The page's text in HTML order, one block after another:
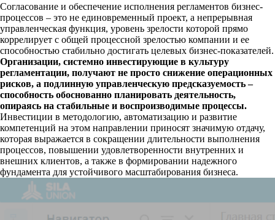
Согласование и обеспечение исполнения регламентов бизнес-
процессов – это не единовременный проект, а непрерывная
управленческая функция, уровень зрелости которой прямо
коррелирует с общей процессной зрелостью компании и ее
способностью стабильно достигать целевых бизнес-показателей.
Организации, системно инвестирующие в культуру
регламентации, получают не просто снижение операционных
рисков, а подлинную управленческую предсказуемость –
способность обоснованно планировать деятельность,
опираясь на стабильные и воспроизводимые процессы.
Инвестиции в методологию, автоматизацию и развитие
компетенций на этом направлении приносят значимую отдачу,
которая выражается в сокращении длительности выполнения
процессов, повышении удовлетворенности внутренних и
внешних клиентов, а также в формировании надежного
фундамента для устойчивого масштабирования бизнеса.